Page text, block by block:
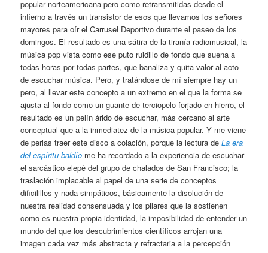
popular norteamericana pero como retransmitidas desde el
infierno a través un transistor de esos que llevamos los señores
mayores para oír el Carrusel Deportivo durante el paseo de los
domingos. El resultado es una sátira de la tiranía radiomusical, la
música pop vista como ese puto ruidillo de fondo que suena a
todas horas por todas partes, que banaliza y quita valor al acto
de escuchar música. Pero, y tratándose de mí siempre hay un
pero, al llevar este concepto a un extremo en el que la forma se
ajusta al fondo como un guante de terciopelo forjado en hierro, el
resultado es un pelín árido de escuchar, más cercano al arte
conceptual que a la inmediatez de la música popular. Y me viene
de perlas traer este disco a colación, porque la lectura deLa era
del espíritu baldío me ha recordado a la experiencia de escuchar
el sarcástico elepé del grupo de chalados de San Francisco; la
traslación implacable al papel de una serie de conceptos
dificilillos y nada simpáticos, básicamente la disolución de
nuestra realidad consensuada y los pilares que la sostienen
como es nuestra propia identidad, la imposibilidad de entender un
mundo del que los descubrimientos científicos arrojan una
imagen cada vez más abstracta y refractaria a la percepción